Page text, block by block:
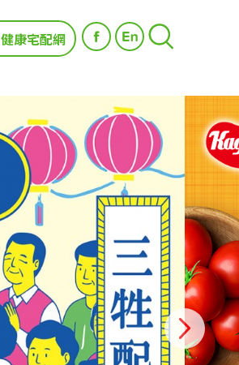
健康宅配網